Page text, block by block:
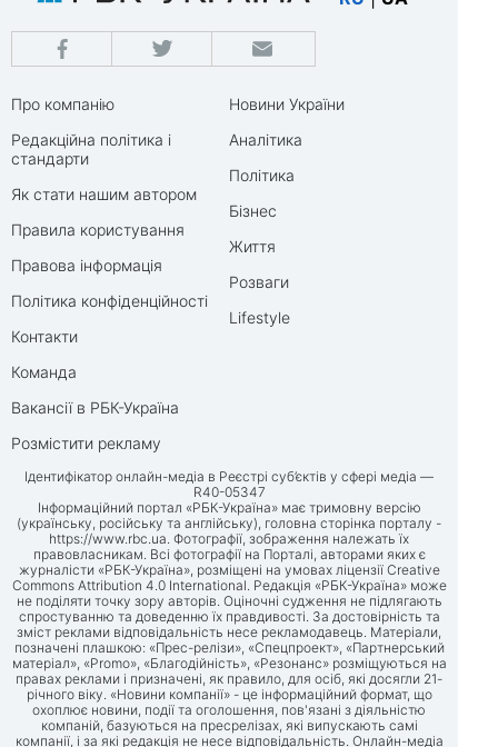
Про компанію
Редакційна політика і
стандарти
Як стати нашим автором
Правила користування
Правова інформація
Політика конфіденційності
Контакти
Команда
Вакансії в РБК-Україна
Розмістити рекламу
Новини України
Аналітика
Політика
Бізнес
Життя
Розваги
Lifestyle
Ідентифікатор онлайн-медіа в Реєстрі суб’єктів у сфері медіа —
R40-05347
Інформаційний портал «РБК-Україна» має тримовну версію
(українську, російську та англійську), головна сторінка порталу -
https://www.rbc.ua. Фотографії, зображення належать їх
правовласникам. Всі фотографії на Порталі, авторами яких є
журналісти «РБК-Україна», розміщені на умовах ліцензії Creative
Commons Attribution 4.0 International. Редакція «РБК-Україна» може
не поділяти точку зору авторів. Оціночні судження не підлягають
спростуванню та доведенню їх правдивості. За достовірність та
зміст реклами відповідальність несе рекламодавець. Матеріали,
позначені плашкою: «Прес-релізи», «Спецпроект», «Партнерський
матеріал», «Promo», «Благодійність», «Резонанс» розміщуються на
правах реклами і призначені, як правило, для осіб, які досягли 21-
річного віку. «Новини компанії» - це інформаційний формат, що
охоплює новини, події та оголошення, пов'язані з діяльністю
компаній, базуються на пресрелізах, які випускають самі
компанії, і за які редакція не несе відповідальність. Онлайн-медіа